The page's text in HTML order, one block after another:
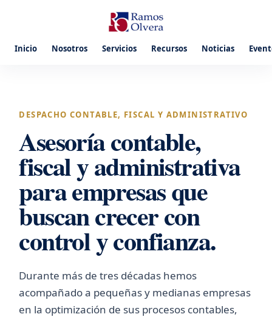
Inicio Nosotros Servicios Recursos Noticias
DESPACHO CONTABLE, FISCAL Y ADMINISTRATIVO
Asesoría contable,
fiscal y administrativa
para empresas que
buscan crecer con
control y confianza.
Durante más de tres décadas hemos
acompañado a pequeñas y medianas empresas
en la optimización de sus procesos contables,